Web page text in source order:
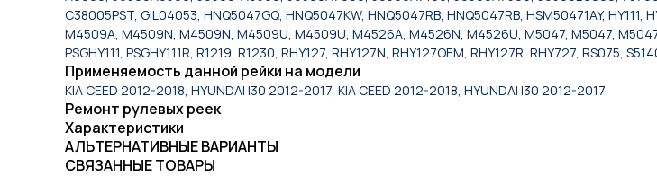
C38005PST, GIL04053, HNQ5047GQ, HNQ5047KW, HNQ5047RB, HNQ5047RB, HSM50471AY, HY111,
M4509A, M4509N, M4509N, M4509U, M4509U, M4526A, M4526N, M4526U, M5047, M5047,
PSGHY111, PSGHY111R, R1219, R1230, RHY127, RHY127N, RHY127OEM, RHY127R, RHY727, RS075,
Применяемость данной рейки на модели
KIA CEED 2012-2018, HYUNDAI I30 2012-2017, KIA CEED 2012-2018, HYUNDAI I30 2012-2017
Ремонт рулевых реек
Характеристики
АЛЬТЕРНАТИВНЫЕ ВАРИАНТЫ
СВЯЗАННЫЕ ТОВАРЫ